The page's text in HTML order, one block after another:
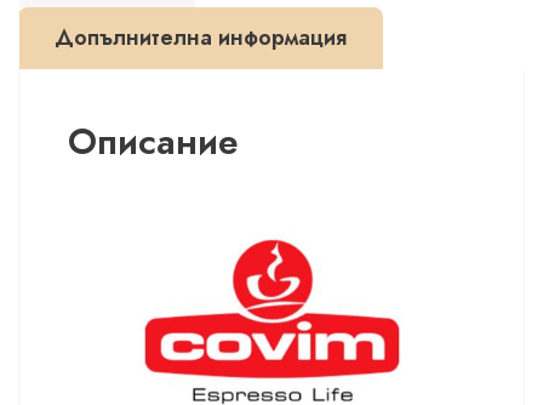
бр.
Допълнителна информация
Описание